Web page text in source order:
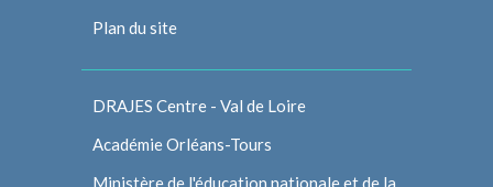
Plan du site
DRAJES Centre - Val de Loire
Académie Orléans-Tours
Ministère de l'éducation nationale et de la